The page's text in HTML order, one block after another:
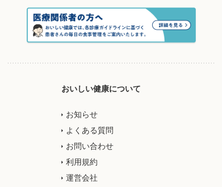
おいしい健康について
お知らせ
よくある質問
お問い合わせ
利用規約
運営会社